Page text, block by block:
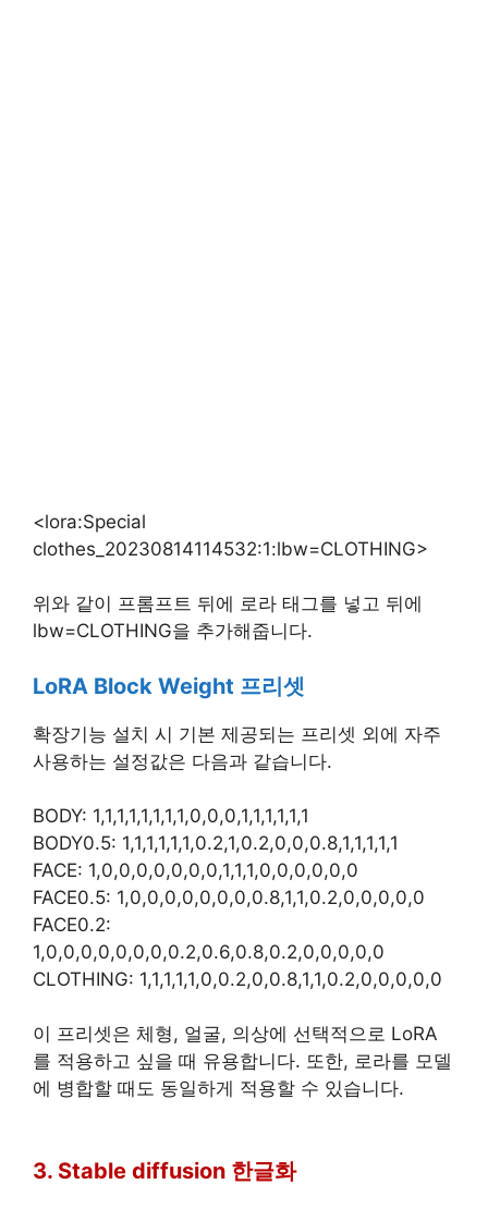
<lora:Special
clothes_20230814114532:1:lbw=CLOTHING>
위와 같이 프롬프트 뒤에 로라 태그를 넣고 뒤에
lbw=CLOTHING을 추가해줍니다.
LoRA Block Weight 프리셋
확장기능 설치 시 기본 제공되는 프리셋 외에 자주
사용하는 설정값은 다음과 같습니다.
BODY: 1,1,1,1,1,1,1,1,0,0,0,1,1,1,1,1,1
BODY0.5: 1,1,1,1,1,1,0.2,1,0.2,0,0,0.8,1,1,1,1,1
FACE: 1,0,0,0,0,0,0,0,1,1,1,0,0,0,0,0,0
FACE0.5: 1,0,0,0,0,0,0,0,0.8,1,1,0.2,0,0,0,0,0
FACE0.2:
1,0,0,0,0,0,0,0,0.2,0.6,0.8,0.2,0,0,0,0,0
CLOTHING: 1,1,1,1,1,0,0.2,0,0.8,1,1,0.2,0,0,0,0,0
이 프리셋은 체형, 얼굴, 의상에 선택적으로 LoRA
를 적용하고 싶을 때 유용합니다. 또한, 로라를 모델
에 병합할 때도 동일하게 적용할 수 있습니다.
3. Stable diffusion 한글화